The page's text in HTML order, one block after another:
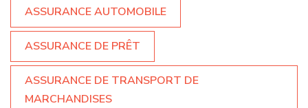
ASSURANCE AUTOMOBILE
ASSURANCE DE PRÊT
ASSURANCE DE TRANSPORT DE
MARCHANDISES